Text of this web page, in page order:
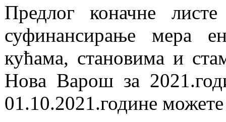
Предлог коначне
суфинансирање мера
кућама, становима и
Новa Варош за
01.10.2021.године